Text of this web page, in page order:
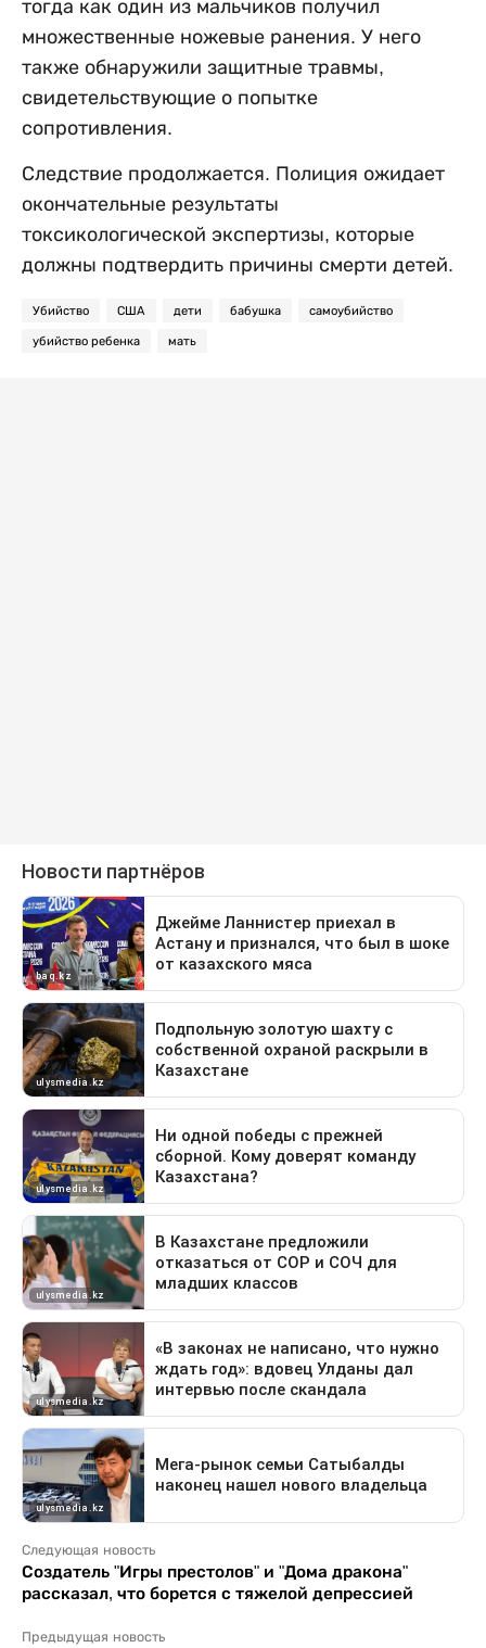
тогда как один из мальчиков получил
множественные ножевые ранения. У него
также обнаружили защитные травмы,
свидетельствующие о попытке
сопротивления.
Следствие продолжается. Полиция ожидает
окончательные результаты
токсикологической экспертизы, которые
должны подтвердить причины смерти детей.
Убийство США дети бабушка самоубийство
убийство ребенка мать
Следующая новость
Создатель "Игры престолов" и "Дома дракона"
рассказал, что борется с тяжелой депрессией
Предыдущая новость